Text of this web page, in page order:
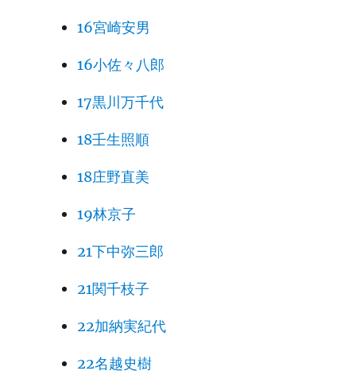
16宮崎安男
16小佐々八郎
17黒川万千代
18壬生照順
18庄野直美
19林京子
21下中弥三郎
21関千枝子
22加納実紀代
22名越史樹